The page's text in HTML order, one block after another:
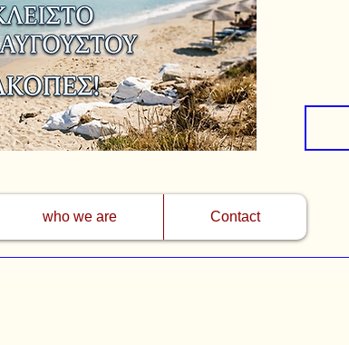
who we are Contact